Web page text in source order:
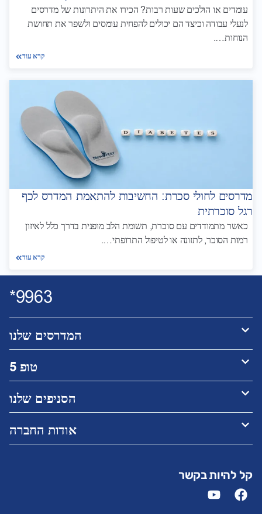
עומדים או הולכים שעות רבות? הכירו את היתרונות של מדרסים
לנעלי עבודה וכיצד הם יכולים להפחית עומסים ולשפר את תחושת
הנוחות….
קרא עוד
מדרסים לחולי סכרת: החשיבות להתאמת המדרס לכף
רגל סוכרתית
כאשר מתמודדים עם סוכרת, תשומת הלב מופנית בדרך כלל לאיזון
רמות הסוכר, לתזונה או לטיפול התרופתי….
קרא עוד
9963*
קל להיות בקשר
המדרסים שלנו
טופ 5
הסניפים שלנו
אודות החברה